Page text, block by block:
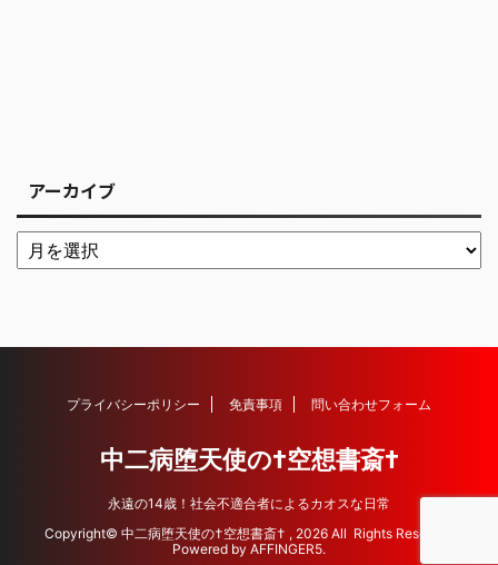
アーカイブ
プライバシーポリシー 免責事項 問い合わせフォーム
中二病堕天使の†空想書斎†
永遠の14歳！社会不適合者によるカオスな日常
Copyright© 中二病堕天使の†空想書斎† , 2026 All Rights Reserved
Powered by AFFINGER5.